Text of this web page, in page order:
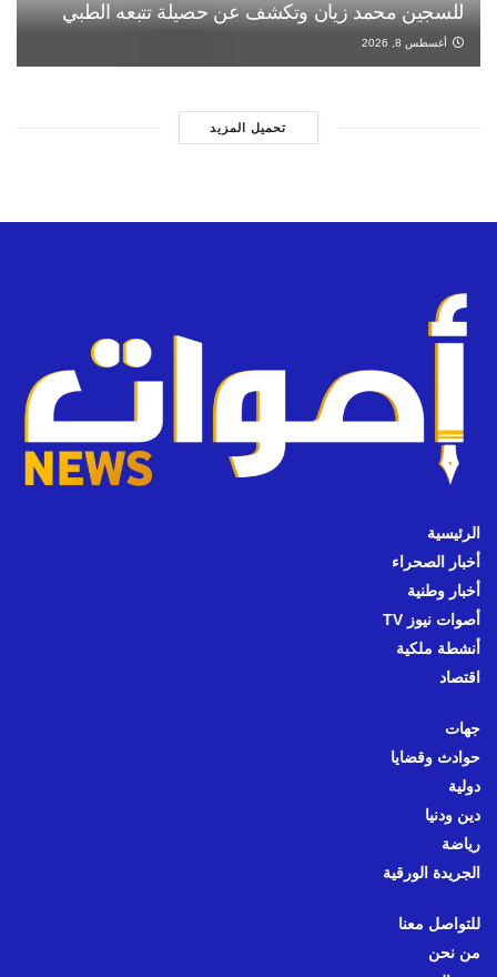
للسجين محمد زيان وتكشف عن حصيلة تتبعه الطبي
أغسطس 8, 2026
تحميل المزيد
الرئيسية
أخبار الصحراء
أخبار وطنية
أصوات نيوز TV
أنشطة ملكية
اقتصاد
جهات
حوادث وقضايا
دولية
دين ودنيا
رياضة
الجريدة الورقية
للتواصل معنا
من نحن